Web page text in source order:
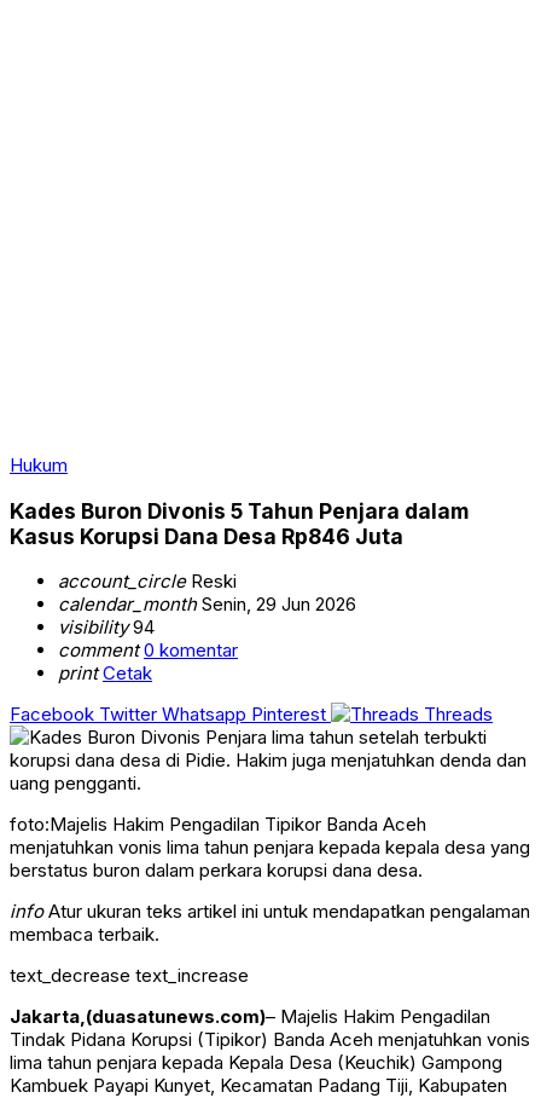
Hukum
Kades Buron Divonis 5 Tahun Penjara dalam
Kasus Korupsi Dana Desa Rp846 Juta
account_circleReski
calendar_monthSenin, 29 Jun 2026
visibility94
comment 0 komentar
print Cetak
Facebook Twitter Whatsapp Pinterest Threads
foto:Majelis Hakim Pengadilan Tipikor Banda Aceh
menjatuhkan vonis lima tahun penjara kepada kepala desa yang
berstatus buron dalam perkara korupsi dana desa.
infoAtur ukuran teks artikel ini untuk mendapatkan pengalaman
membaca terbaik.
text_decrease text_increase
Jakarta,(duasatunews.com)– Majelis Hakim Pengadilan
Tindak Pidana Korupsi (Tipikor) Banda Aceh menjatuhkan vonis
lima tahun penjara kepada Kepala Desa (Keuchik) Gampong
Kambuek Payapi Kunyet, Kecamatan Padang Tiji, Kabupaten